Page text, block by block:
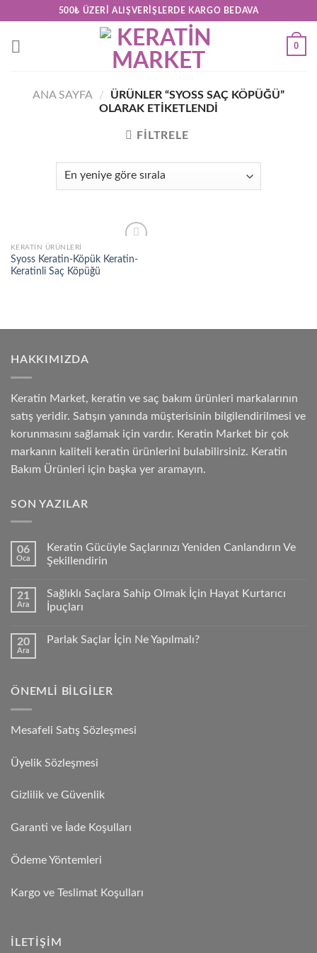
content
500₺ ÜZERI ALIŞVERIŞLERDE KARGO BEDAVA
0
ANA SAYFA /
ÜRÜNLER “SYOSS SAÇ KÖPÜĞÜ”
OLARAK ETIKETLENDI
FILTRELE
Add to
wishlist
KERATİN ÜRÜNLERİ
Syoss Keratin-Köpük Keratin-
Keratinli Saç Köpüğü
HAKKIMIZDA
Keratin Market, keratin ve saç bakım ürünleri markalarının
satış yeridir. Satışın yanında müşterisinin bilgilendirilmesi ve
korunmasını sağlamak için vardır. Keratin Market bir çok
markanın kaliteli keratin ürünlerini bulabilirsiniz. Keratin
Bakım Ürünleri için başka yer aramayın.
SON YAZILAR
06
Oca
Keratin Gücüyle Saçlarınızı Yeniden Canlandırın Ve
Şekillendirin
21
Ara
Sağlıklı Saçlara Sahip Olmak İçin Hayat Kurtarıcı
İpuçları
20
Ara
Parlak Saçlar İçin Ne Yapılmalı?
ÖNEMLI BILGILER
Mesafeli Satış Sözleşmesi
Üyelik Sözleşmesi
Gizlilik ve Güvenlik
Garanti ve İade Koşulları
Ödeme Yöntemleri
Kargo ve Teslimat Koşulları
İLETIŞIM